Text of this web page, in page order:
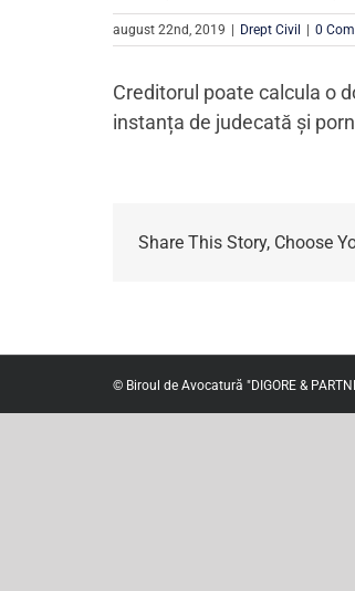
august 22nd, 2019 Drept Civil 0
Creditorul poate calcula o
instanța de judecată și
Share This Story, Choose
© Biroul de Avocatură "DIGORE &